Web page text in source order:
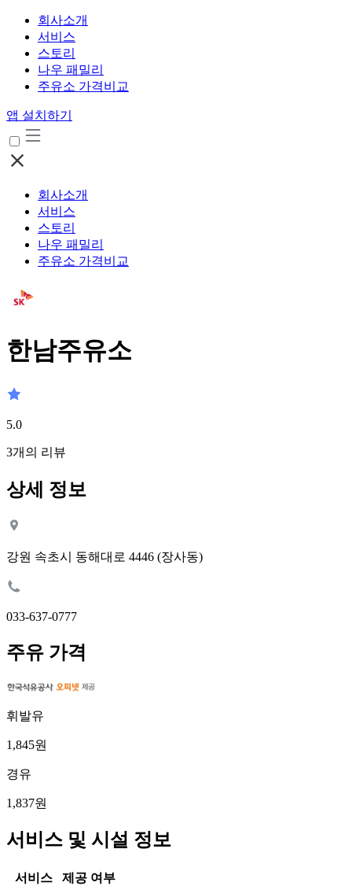
회사소개
서비스
스토리
나우 패밀리
주유소 가격비교
앱 설치하기
회사소개
서비스
스토리
나우 패밀리
주유소 가격비교
한남주유소
5.0
3개의 리뷰
상세 정보
강원 속초시 동해대로 4446 (장사동)
033-637-0777
주유 가격
휘발유
1,845원
경유
1,837원
서비스 및 시설 정보
서비스 제공 여부